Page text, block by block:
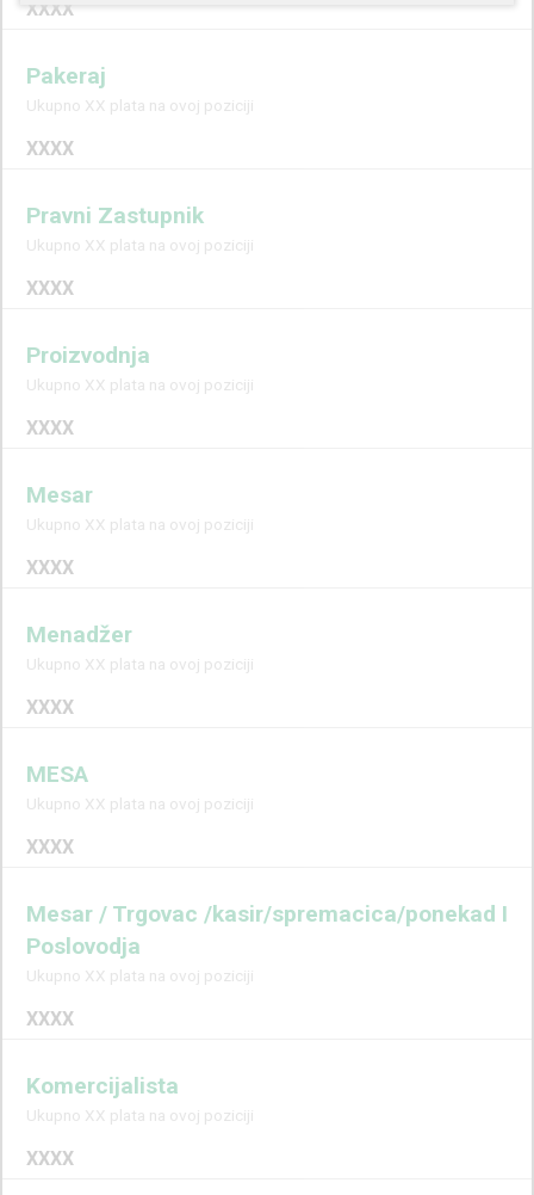
XXXX
Pakeraj
Ukupno XX plata na ovoj poziciji
XXXX
Pravni Zastupnik
Ukupno XX plata na ovoj poziciji
XXXX
Proizvodnja
Ukupno XX plata na ovoj poziciji
XXXX
Mesar
Ukupno XX plata na ovoj poziciji
XXXX
Menadžer
Ukupno XX plata na ovoj poziciji
XXXX
MESA
Ukupno XX plata na ovoj poziciji
XXXX
Mesar / Trgovac /kasir/spremacica/ponekad I
Poslovodja
Ukupno XX plata na ovoj poziciji
XXXX
Komercijalista
Ukupno XX plata na ovoj poziciji
XXXX